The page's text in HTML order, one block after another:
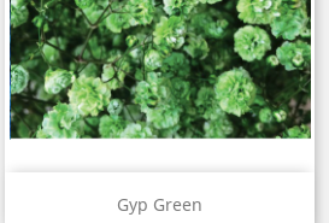
Gyp Green
Vista rápida